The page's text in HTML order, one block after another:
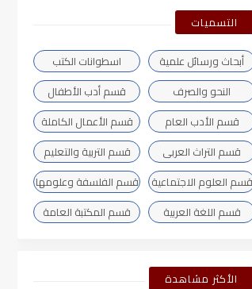
التسميات
أبحاث ورسائل علمية
اسطوانات الكتب
النحو والصرف
قسم أدب الأطفال
قسم الأدب العام
قسم الأعمال الكاملة
قسم التراث العربى
قسم التربية والتعليم
قسم العلوم الاجتماعية
قسم الفلسفة وعلومها
قسم اللغة العربية
قسم المكتبة العامة
الأكثر مشاهدة